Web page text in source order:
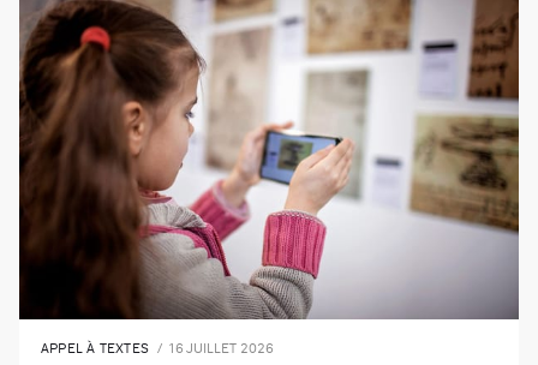
APPEL À TEXTES 16 JUILLET 2026